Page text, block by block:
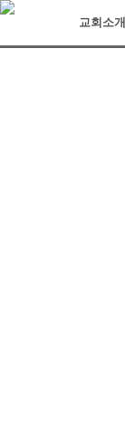
아리조나장로교회
교회소개